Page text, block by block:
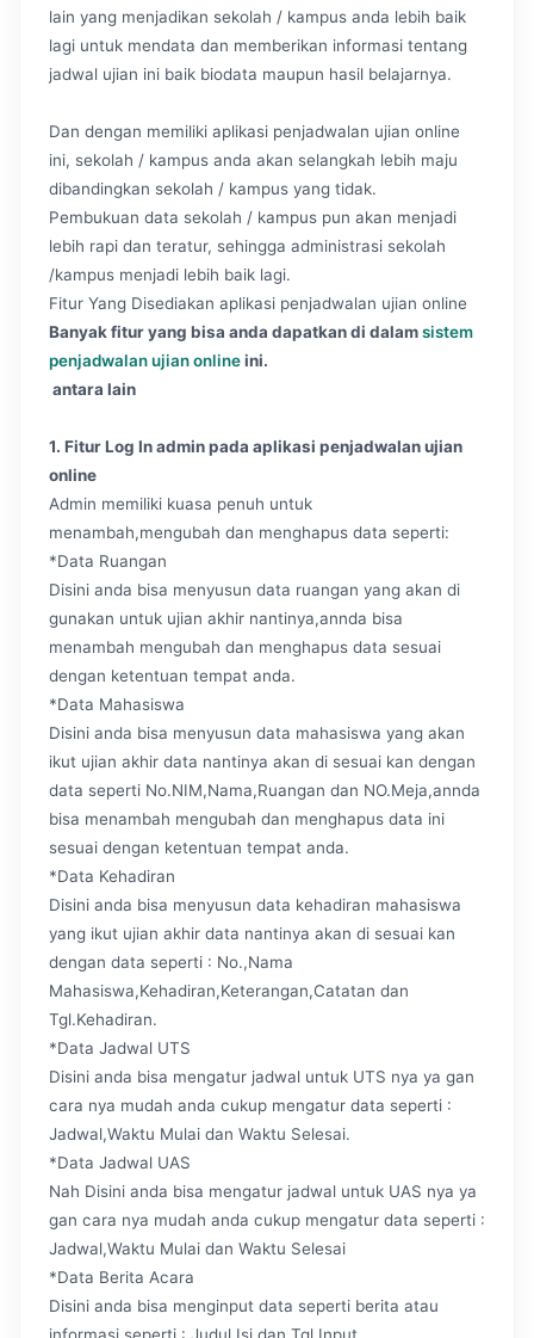
lain yang menjadikan sekolah / kampus anda lebih baik
lagi untuk mendata dan memberikan informasi tentang
jadwal ujian ini baik biodata maupun hasil belajarnya.
Dan dengan memiliki aplikasi penjadwalan ujian online
ini, sekolah / kampus anda akan selangkah lebih maju
dibandingkan sekolah / kampus yang tidak.
Pembukuan data sekolah / kampus pun akan menjadi
lebih rapi dan teratur, sehingga administrasi sekolah
/kampus menjadi lebih baik lagi.
Fitur Yang Disediakan aplikasi penjadwalan ujian online
Banyak fitur yang bisa anda dapatkan di dalamsistem
penjadwalan ujian onlineini.
antara lain
1. Fitur Log In admin pada aplikasi penjadwalan ujian
online
Admin memiliki kuasa penuh untuk
menambah,mengubah dan menghapus data seperti:
*Data Ruangan
Disini anda bisa menyusun data ruangan yang akan di
gunakan untuk ujian akhir nantinya,annda bisa
menambah mengubah dan menghapus data sesuai
dengan ketentuan tempat anda.
*Data Mahasiswa
Disini anda bisa menyusun data mahasiswa yang akan
ikut ujian akhir data nantinya akan di sesuai kan dengan
data seperti No.NIM,Nama,Ruangan dan NO.Meja,annda
bisa menambah mengubah dan menghapus data ini
sesuai dengan ketentuan tempat anda.
*Data Kehadiran
Disini anda bisa menyusun data kehadiran mahasiswa
yang ikut ujian akhir data nantinya akan di sesuai kan
dengan data seperti : No.,Nama
Mahasiswa,Kehadiran,Keterangan,Catatan dan
Tgl.Kehadiran.
*Data Jadwal UTS
Disini anda bisa mengatur jadwal untuk UTS nya ya gan
cara nya mudah anda cukup mengatur data seperti :
Jadwal,Waktu Mulai dan Waktu Selesai.
*Data Jadwal UAS
Nah Disini anda bisa mengatur jadwal untuk UAS nya ya
gan cara nya mudah anda cukup mengatur data seperti :
Jadwal,Waktu Mulai dan Waktu Selesai
*Data Berita Acara
Disini anda bisa menginput data seperti berita atau